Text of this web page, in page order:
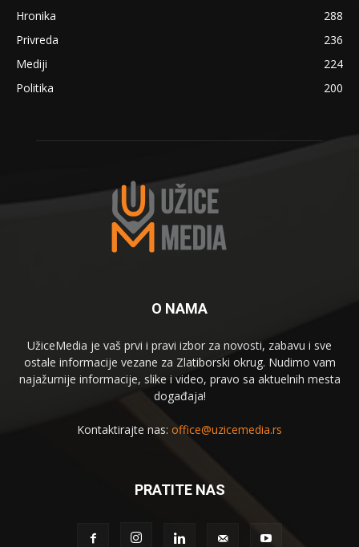
Hronika
288
Privreda
236
Mediji
224
Politika
200
O NAMA
UžiceMedia je vaš prvi i pravi izbor za novosti, zabavu i sve
ostale informacije vezane za Zlatiborski okrug. Nudimo vam
najažurnije informacije, slike i video, pravo sa aktuelnih mesta
događaja!
Kontaktirajte nas: office@uzicemedia.rs
PRATITE NAS